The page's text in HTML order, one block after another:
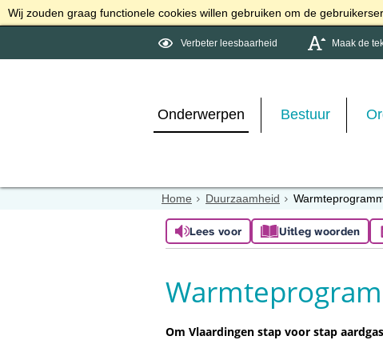
Wij zouden graag functionele cookies willen gebruiken om de
Verbeter leesbaarheid Maak de
Onderwerpen Bestuur
Home Duurzaamheid
Lees voor Uitleg woorden
Om Vlaardingen stap voor stap